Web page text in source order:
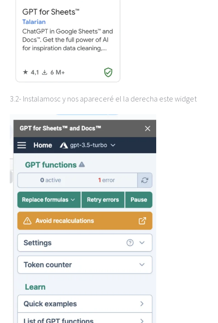
3.2- Instalamosc y nos apareceré el la derecha este widget